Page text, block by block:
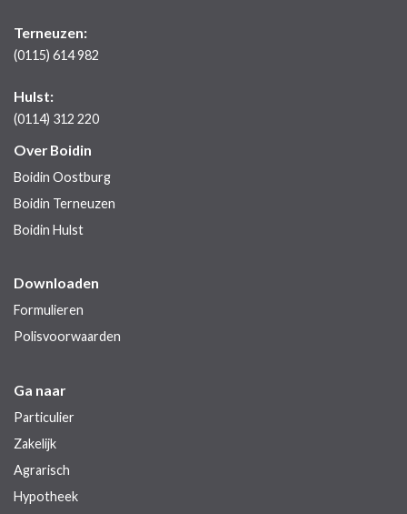
Terneuzen:
(0115) 614 982
Hulst:
(0114) 312 220
Over Boidin
Boidin Oostburg
Boidin Terneuzen
Boidin Hulst
Downloaden
Formulieren
Polisvoorwaarden
Ga naar
Particulier
Zakelijk
Agrarisch
Hypotheek